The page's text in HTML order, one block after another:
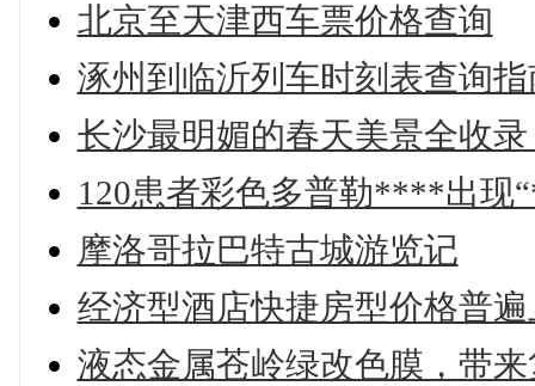
北京至天津西车票价格查询
涿州到临沂列车时刻表查询指
长沙最明媚的春天美景全收录
120患者彩色多普勒****出现
摩洛哥拉巴特古城游览记
经济型酒店快捷房型价格普
液态金属苍岭绿改色膜，带